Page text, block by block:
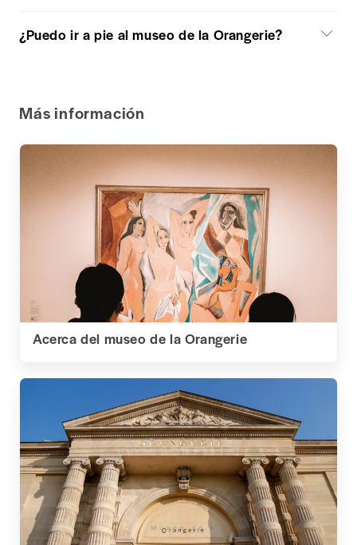
¿Puedo ir a pie al museo de la Orangerie?
Más información
Acerca del museo de la Orangerie